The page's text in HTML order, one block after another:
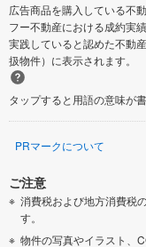
広告商品を購入している不
フー不動産における成約実
実践していると認めた不動
扱物件）に表示されます。
タップすると用語の意味が
PRマークについて
ご注意
消費税および地方消費税
す。
物件の写真やイラスト、